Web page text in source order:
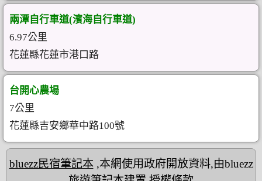
兩潭自行車道(濱海自行車道)
6.97公里
花蓮縣花蓮市港口路
台開心農場
7公里
花蓮縣吉安鄉華中路100號
bluezz民宿筆記本,本網使用政府開放資料,由bluezz